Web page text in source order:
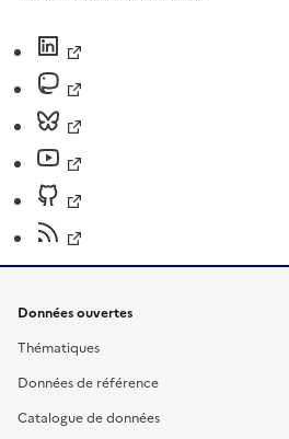
Données ouvertes
Thématiques
Données de référence
Catalogue de données